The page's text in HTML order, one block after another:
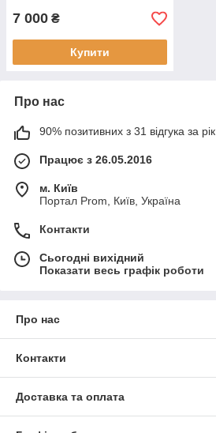
7 000 ₴
Купити
Про нас
90% позитивних з 31 відгука за рік
Працює з 26.05.2016
м. Київ
Портал Prom, Київ, Україна
Контакти
Сьогодні вихідний
Показати весь графік роботи
Про нас
Контакти
Доставка та оплата